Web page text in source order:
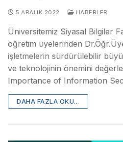
5 ARALIK 2022 HABERLER
Üniversitemiz Siyasal Bilgiler
öğretim üyelerinden
işletmelerin sürdürülebilir
ve teknolojinin önemini
Importance of Information
DAHA FAZLA OKU...